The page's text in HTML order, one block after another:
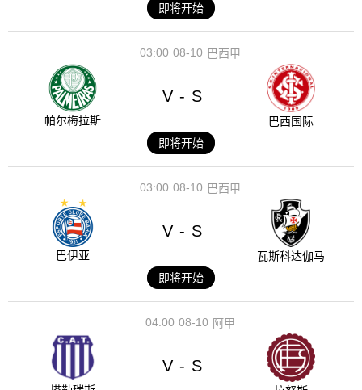
即将开始
08-10
03:00 巴西甲
帕尔梅拉斯
V - S
巴西国际
即将开始
08-10
03:00 巴西甲
巴伊亚
V - S
瓦斯科达伽马
即将开始
08-10
04:00 阿甲
V - S